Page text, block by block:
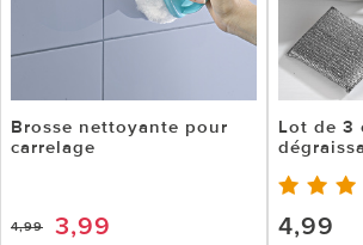
Brosse nettoyante pour
carrelage
4,99 3,99
Lot de 3
4,99